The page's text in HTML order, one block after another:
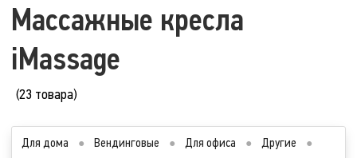
Массажные кресла
iMassage
(23 товара)
Для дома ● Вендинговые ● Для офиса ● Другие
●